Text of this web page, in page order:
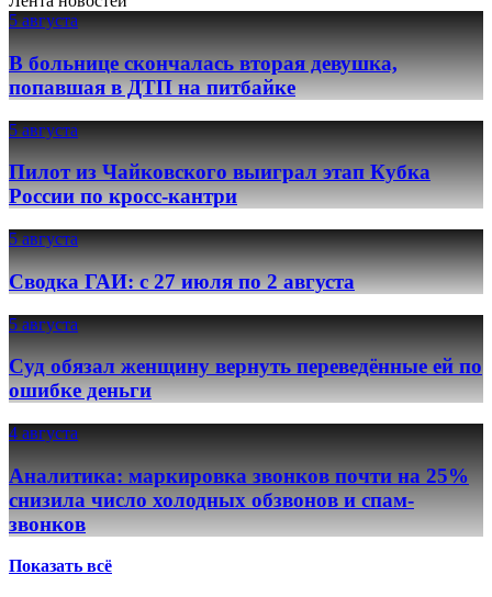
5 августа
В больнице скончалась вторая девушка,
попавшая в ДТП на питбайке
5 августа
Пилот из Чайковского выиграл этап Кубка
России по кросс-кантри
5 августа
Сводка ГАИ: с 27 июля по 2 августа
5 августа
Суд обязал женщину вернуть переведённые ей по
ошибке деньги
4 августа
Аналитика: маркировка звонков почти на 25%
снизила число холодных обзвонов и спам-
звонков
Показать всё